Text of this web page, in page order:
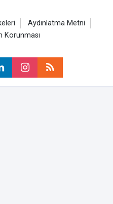
Aydınlatma Metni
Korunması